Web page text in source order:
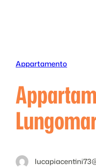
Appartamento